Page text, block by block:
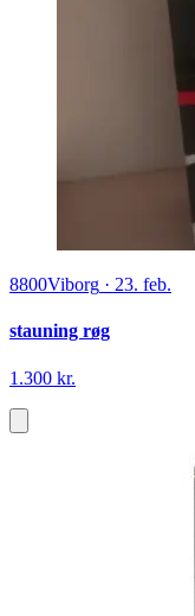
8800Viborg · 23. feb.
stauning røg
1.300 kr.